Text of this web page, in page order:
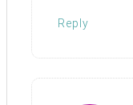
Reply